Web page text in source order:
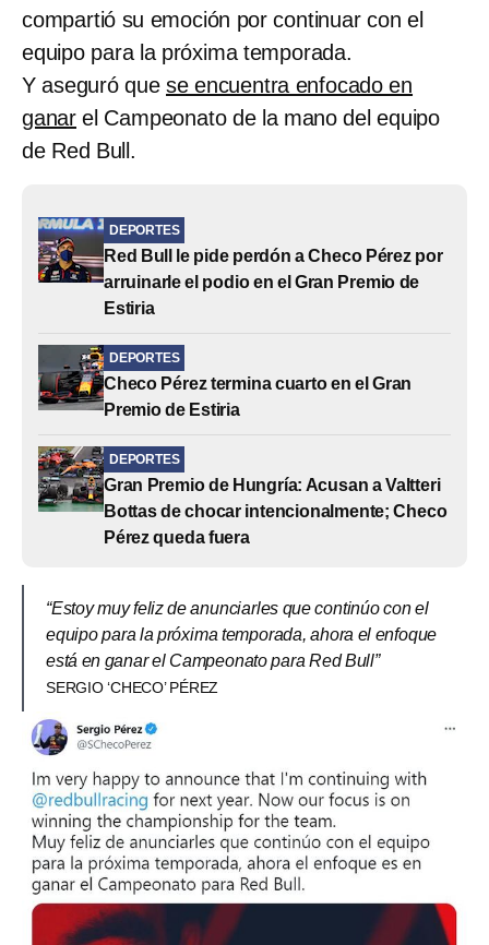
compartió su emoción por continuar con el
equipo para la próxima temporada.
Y aseguró quese encuentra enfocado en
ganar el Campeonato de la mano del equipo
de Red Bull.
DEPORTES
Red Bull le pide perdón a Checo Pérez por
arruinarle el podio en el Gran Premio de
Estiria
DEPORTES
Checo Pérez termina cuarto en el Gran
Premio de Estiria
DEPORTES
Gran Premio de Hungría: Acusan a Valtteri
Bottas de chocar intencionalmente; Checo
Pérez queda fuera
“Estoy muy feliz de anunciarles que continúo con el
equipo para la próxima temporada, ahora el enfoque
está en ganar el Campeonato para Red Bull”
SERGIO ‘CHECO’ PÉREZ